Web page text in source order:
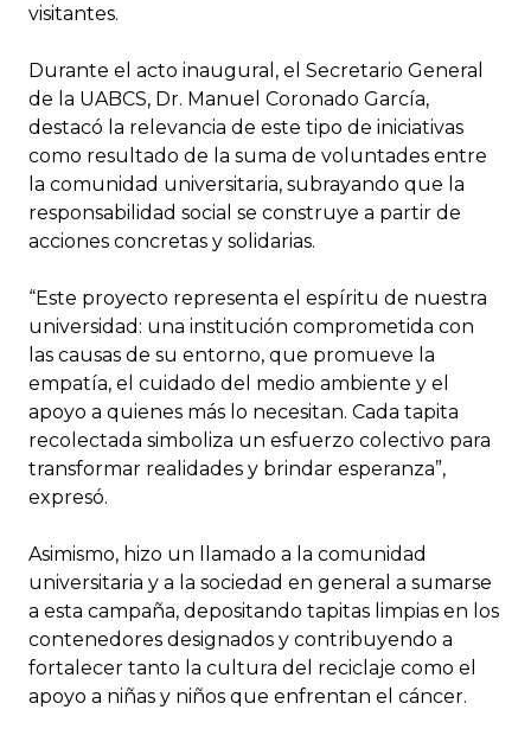
visitantes.
Durante el acto inaugural, el Secretario General
de la UABCS, Dr. Manuel Coronado García,
destacó la relevancia de este tipo de iniciativas
como resultado de la suma de voluntades entre
la comunidad universitaria, subrayando que la
responsabilidad social se construye a partir de
acciones concretas y solidarias.
“Este proyecto representa el espíritu de nuestra
universidad: una institución comprometida con
las causas de su entorno, que promueve la
empatía, el cuidado del medio ambiente y el
apoyo a quienes más lo necesitan. Cada tapita
recolectada simboliza un esfuerzo colectivo para
transformar realidades y brindar esperanza”,
expresó.
Asimismo, hizo un llamado a la comunidad
universitaria y a la sociedad en general a sumarse
a esta campaña, depositando tapitas limpias en los
contenedores designados y contribuyendo a
fortalecer tanto la cultura del reciclaje como el
apoyo a niñas y niños que enfrentan el cáncer.